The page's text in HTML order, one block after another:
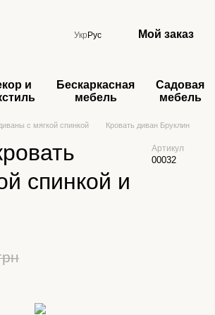
Укр Рус Мой заказ
и
Бескаркасная
мебель
Садовая
мебель
с мягкой спинкой Кровать диван Бруклин
спинкой и
Артикул
00032